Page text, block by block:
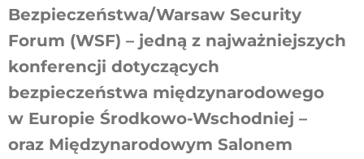
Bezpieczeństwa/Warsaw Security
Forum (WSF) – jedną z najważniejszych
konferencji dotyczących
bezpieczeństwa międzynarodowego
w Europie Środkowo-Wschodniej –
oraz Międzynarodowym Salonem